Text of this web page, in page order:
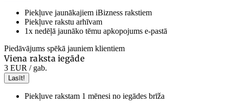
Piekļuve jaunākajiem iBizness rakstiem
Piekļuve rakstu arhīvam
1x nedēļā jaunāko tēmu apkopojums e-pastā
Piedāvājums spēkā jauniem klientiem
Viena raksta iegāde
3 EUR / gab.
Lasīt!
Piekļuve rakstam 1 mēnesi no iegādes brīža